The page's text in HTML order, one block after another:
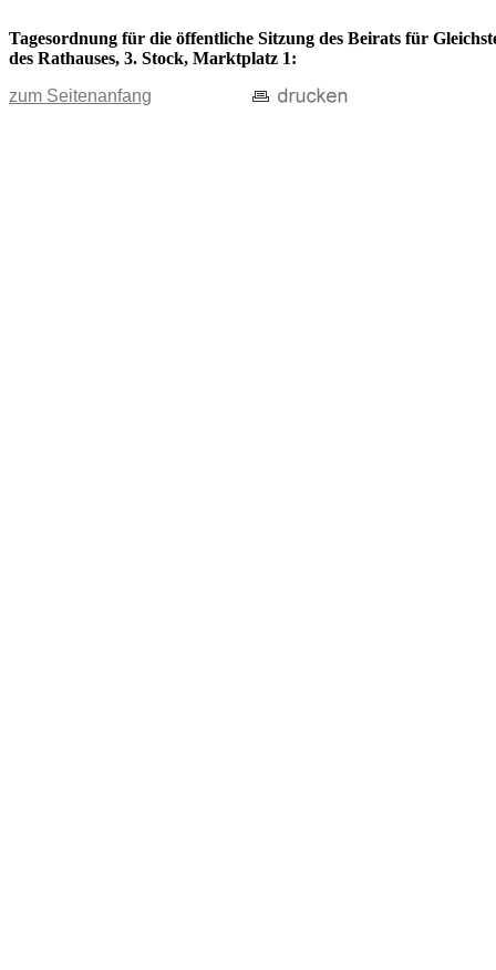
Tagesordnung für die öffentliche Sitzung des Beirats für
des Rathauses, 3. Stock, Marktplatz 1:
zum Seitenanfang